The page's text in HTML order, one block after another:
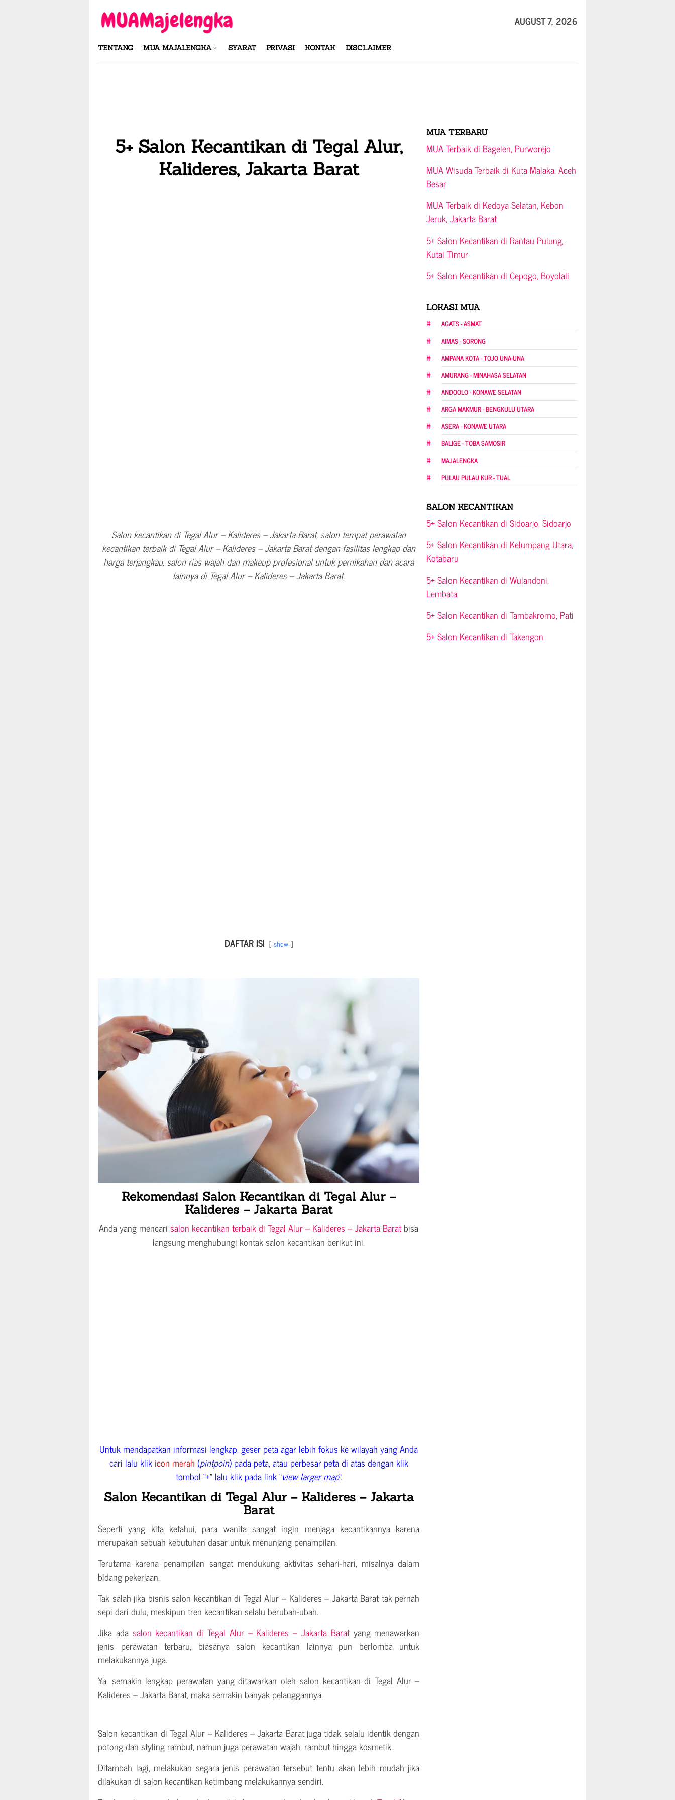
AUGUST 7, 2026
TENTANG MUA MAJALENGKA SYARAT PRIVASI KONTAK DISCLAIMER
5+ Salon Kecantikan di Tegal Alur,
Kalideres, Jakarta Barat
Salon kecantikan di Tegal Alur – Kalideres – Jakarta Barat, salon tempat perawatan
kecantikan terbaik di Tegal Alur – Kalideres – Jakarta Barat dengan fasilitas lengkap dan
harga terjangkau, salon rias wajah dan makeup profesional untuk pernikahan dan acara
lainnya di Tegal Alur – Kalideres – Jakarta Barat.
DAFTAR ISI show
Rekomendasi Salon Kecantikan di Tegal Alur –
Kalideres – Jakarta Barat
Anda yang mencari salon kecantikan terbaik di Tegal Alur – Kalideres – Jakarta Baratbisa
langsung menghubungi kontak salon kecantikan berikut ini.
Untuk mendapatkan informasi lengkap, geser peta agar lebih fokus ke wilayah yang Anda
cari lalu klik icon merah (pintpoin) pada peta, atau perbesar peta di atas dengan klik
tombol “+” lalu klik pada link “view larger map“.
Salon Kecantikan di Tegal Alur – Kalideres – Jakarta
Barat
Seperti yang kita ketahui, para wanita sangat ingin menjaga kecantikannya karena
merupakan sebuah kebutuhan dasar untuk menunjang penampilan.
Terutama karena penampilan sangat mendukung aktivitas sehari-hari, misalnya dalam
bidang pekerjaan.
Tak salah jika bisnis salon kecantikan di Tegal Alur – Kalideres – Jakarta Barat tak pernah
sepi dari dulu, meskipun tren kecantikan selalu berubah-ubah.
Jika ada salon kecantikan di Tegal Alur – Kalideres – Jakarta Baratyang menawarkan
jenis perawatan terbaru, biasanya salon kecantikan lainnya pun berlomba untuk
melakukannya juga.
Ya, semakin lengkap perawatan yang ditawarkan oleh salon kecantikan di Tegal Alur –
Kalideres – Jakarta Barat, maka semakin banyak pelanggannya.
Salon kecantikan di Tegal Alur – Kalideres – Jakarta Barat juga tidak selalu identik dengan
potong dan styling rambut, namun juga perawatan wajah, rambut hingga kosmetik.
Ditambah lagi, melakukan segara jenis perawatan tersebut tentu akan lebih mudah jika
dilakukan di salon kecantikan ketimbang melakukannya sendiri.
MUA TERBARU
MUA Terbaik di Bagelen, Purworejo
MUA Wisuda Terbaik di Kuta Malaka, Aceh
Besar
MUA Terbaik di Kedoya Selatan, Kebon
Jeruk, Jakarta Barat
5+ Salon Kecantikan di Rantau Pulung,
Kutai Timur
5+ Salon Kecantikan di Cepogo, Boyolali
LOKASI MUA
AGATS - ASMAT
AIMAS - SORONG
AMPANA KOTA - TOJO UNA-UNA
AMURANG - MINAHASA SELATAN
ANDOOLO - KONAWE SELATAN
ARGA MAKMUR - BENGKULU UTARA
ASERA - KONAWE UTARA
BALIGE - TOBA SAMOSIR
MAJALENGKA
PULAU PULAU KUR - TUAL
SALON KECANTIKAN
5+ Salon Kecantikan di Sidoarjo, Sidoarjo
5+ Salon Kecantikan di Kelumpang Utara,
Kotabaru
5+ Salon Kecantikan di Wulandoni,
Lembata
5+ Salon Kecantikan di Tambakromo, Pati
5+ Salon Kecantikan di Takengon